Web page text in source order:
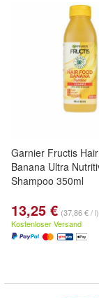
Garnier Fructis
Banana Ultra
Shampoo 350ml
13,25 € (37,86 € / l)
Kostenloser Versand